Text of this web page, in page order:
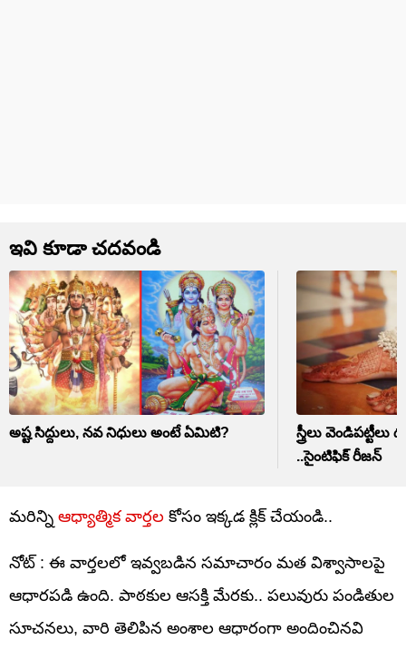
ఇవి కూడా చదవండి
అష్ట సిద్దులు, నవ నిధులు అంటే ఏమిటి?
స్త్రీలు
..సైంటిఫిక్ రీజన్
మరిన్ని ఆధ్యాత్మిక వార్తల కోసం ఇక్కడ క్లిక్ చేయండి..
నోట్ : ఈ వార్తలలో ఇవ్వబడిన సమాచారం మత విశ్వాసాలపై
ఆధారపడి ఉంది. పాఠకుల ఆసక్తి మేరకు.. పలువురు పండితుల
సూచనలు, వారి తెలిపిన అంశాల ఆధారంగా అందించినవి